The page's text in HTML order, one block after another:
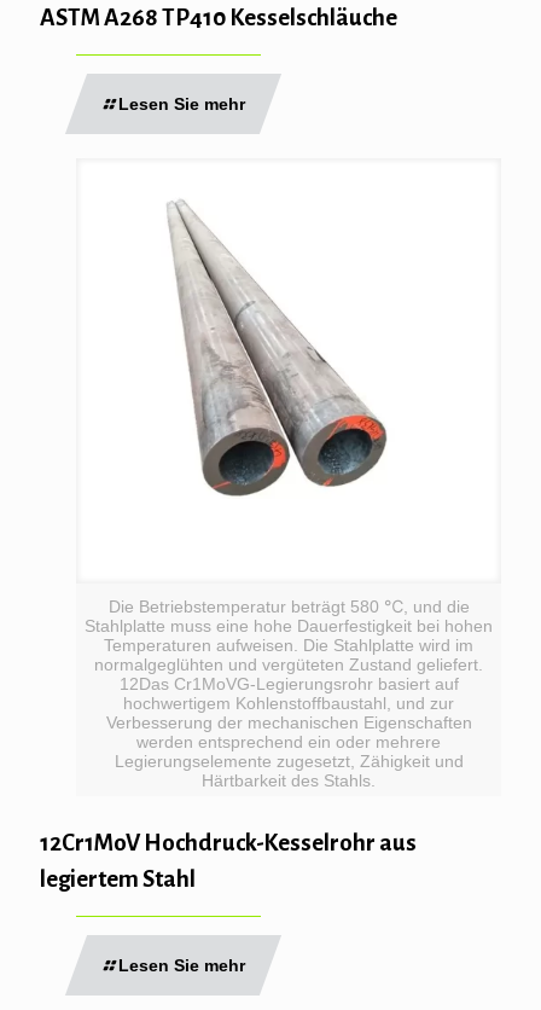
ASTM A268 TP410 Kesselschläuche
Lesen Sie mehr
Die Betriebstemperatur beträgt 580 ℃, und die
Stahlplatte muss eine hohe Dauerfestigkeit bei hohen
Temperaturen aufweisen. Die Stahlplatte wird im
normalgeglühten und vergüteten Zustand geliefert.
12Das Cr1MoVG-Legierungsrohr basiert auf
hochwertigem Kohlenstoffbaustahl, und zur
Verbesserung der mechanischen Eigenschaften
werden entsprechend ein oder mehrere
Legierungselemente zugesetzt, Zähigkeit und
Härtbarkeit des Stahls.
12Cr1MoV Hochdruck-Kesselrohr aus
legiertem Stahl
Lesen Sie mehr